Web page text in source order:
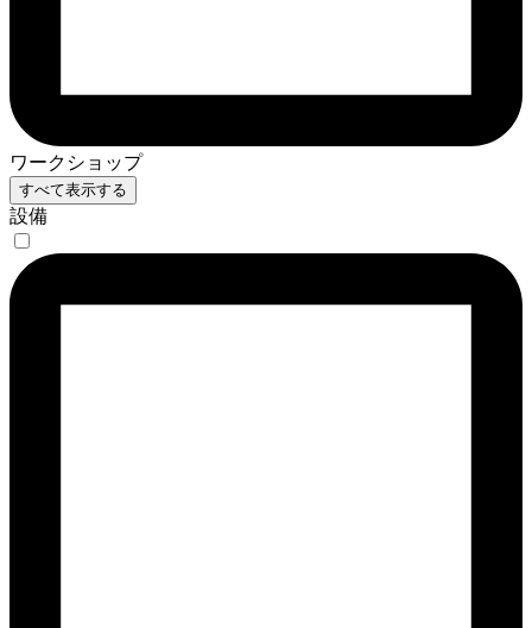
ワークショップ
すべて表示する
設備